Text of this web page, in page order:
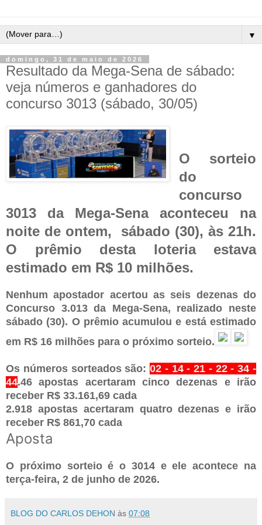
▼
domingo, 31 de maio de 2026
Resultado da Mega-Sena de sábado:
veja números e ganhadores do
concurso 3013 (sábado, 30/05)
O sorteio
do
concurso
3013 da Mega-Sena aconteceu na
noite de ontem, sábado (30), às 21h.
O prêmio desta loteria estava
estimado em R$ 10 milhões.
Nenhum apostador acertou as seis dezenas do
Concurso 3.013 da Mega-Sena, realizado neste
sábado (30). O prêmio acumulou e está estimado
em R$ 16 milhões para o próximo sorteio.
Os números sorteados são:02 - 14 - 21 - 22 - 34 -
44.46 apostas acertaram cinco dezenas e irão
receber R$ 33.161,69 cada
2.918 apostas acertaram quatro dezenas e irão
receber R$ 861,70 cada
Aposta
O próximo sorteio é o 3014 e ele acontece na
terça-feira, 2 de junho de 2026.
BLOG DO CARLOS DEHON às 07:08